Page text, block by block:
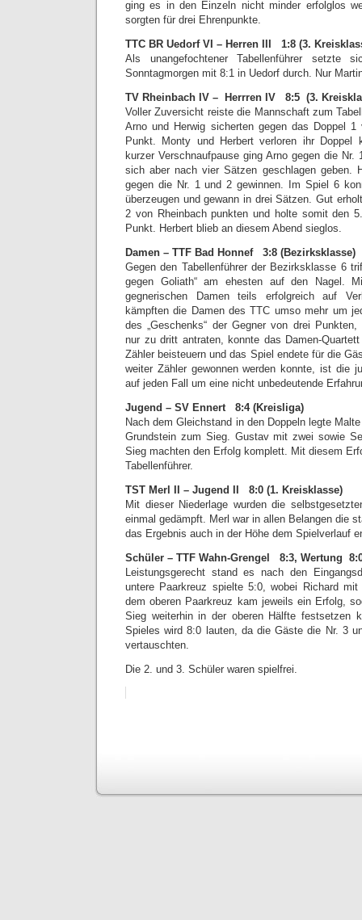
ging es in den Einzeln nicht minder erfolglos
sorgten für drei Ehrenpunkte.
TTC BR Uedorf VI – Herren III 1:8 (3.
Als unangefochtener Tabellenführer setzte
Sonntagmorgen mit 8:1 in Uedorf durch. Nur
TV Rheinbach IV – Herrren IV 8:5 (3.
Voller Zuversicht reiste die Mannschaft zum
Arno und Herwig sicherten gegen das Doppel 1
Punkt. Monty und Herbert verloren ihr
kurzer Verschnaufpause ging Arno gegen die
sich aber nach vier Sätzen geschlagen geben.
gegen die Nr. 1 und 2 gewinnen. Im Spiel 6
überzeugen und gewann in drei Sätzen. Gut
2 von Rheinbach punkten und holte somit den
Punkt. Herbert blieb an diesem Abend sieglos.
Damen – TTF Bad Honnef 3:8 (Bezirksklasse)
Gegen den Tabellenführer der Bezirksklasse 6
gegen Goliath“ am ehesten auf den Nagel.
gegnerischen Damen teils erfolgreich auf
kämpften die Damen des TTC umso mehr um
des „Geschenks“ der Gegner von drei
nur zu dritt antraten, konnte das Damen-
Zähler beisteuern und das Spiel endete für die
weiter Zähler gewonnen werden konnte, ist die
auf jeden Fall um eine nicht unbedeutende
Jugend – SV Ennert 8:4 (Kreisliga)
Nach dem Gleichstand in den Doppeln legte
Grundstein zum Sieg. Gustav mit zwei sowie
Sieg machten den Erfolg komplett. Mit diesem
Tabellenführer.
TST Merl II – Jugend II 8:0 (1. Kreisklasse)
Mit dieser Niederlage wurden die
einmal gedämpft. Merl war in allen Belangen die
das Ergebnis auch in der Höhe dem Spielverlauf
Schüler – TTF Wahn-Grengel 8:3, Wertung
Leistungsgerecht stand es nach den
untere Paarkreuz spielte 5:0, wobei Richard
dem oberen Paarkreuz kam jeweils ein Erfolg,
Sieg weiterhin in der oberen Hälfte
Spieles wird 8:0 lauten, da die Gäste die Nr. 3
vertauschten.
Die 2. und 3. Schüler waren spielfrei.